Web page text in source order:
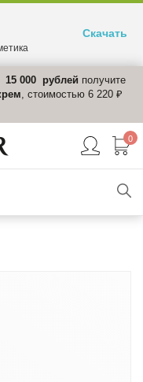
15 000 рублей получите
, стоимостью 6 220 ₽
0
Скачать